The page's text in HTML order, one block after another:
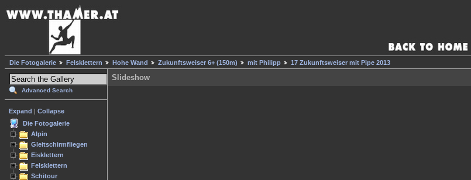
Die Fotogalerie Felsklettern Hohe Wand Zukunftsweiser 6+ (150m) mit Philipp 17 Zukunftsweiser mit Pipe 2013
Advanced Search
Expand
Collapse
Die Fotogalerie
Alpin
Gleitschirmfliegen
Eisklettern
Felsklettern
Schitour
Slideshow